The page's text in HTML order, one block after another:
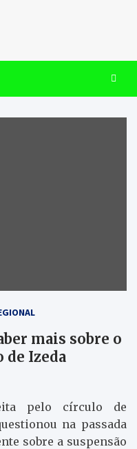
87.7, 106
mais sobre o
de Izeda
pelo círculo de
na passada
sobre a suspensão